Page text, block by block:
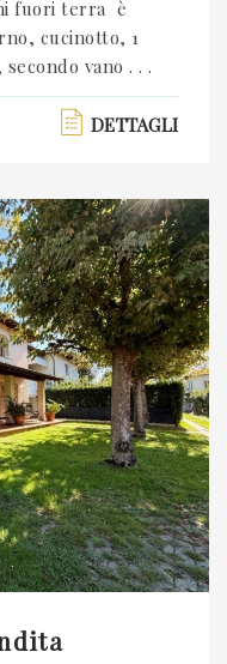
fuori terra è
cucinotto, 1
vano . . .
DETTAGLI